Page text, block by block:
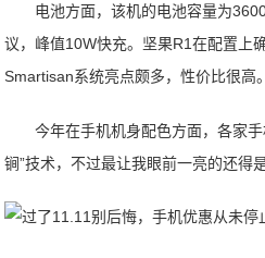
电池方面，该机的电池容量为
议，峰值10W快充。坚果R1在配置上
Smartisan系统亮点颇多，性价比很高。
今年在手机机身配色方面，各家
锏”技术，不过最让我眼前一亮的还得